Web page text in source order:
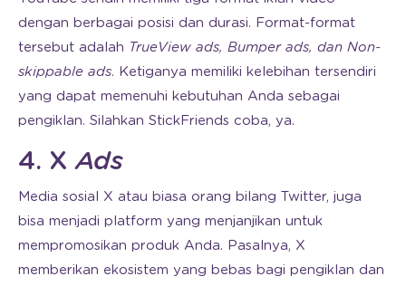
dengan berbagai posisi dan durasi. Format-format
tersebut adalah TrueView ads, Bumper ads, dan Non-
skippable ads. Ketiganya memiliki kelebihan tersendiri
yang dapat memenuhi kebutuhan Anda sebagai
pengiklan. Silahkan StickFriends coba, ya.
4. XAds
Media sosial X atau biasa orang bilang Twitter, juga
bisa menjadi platform yang menjanjikan untuk
mempromosikan produk Anda. Pasalnya, X
memberikan ekosistem yang bebas bagi pengiklan dan